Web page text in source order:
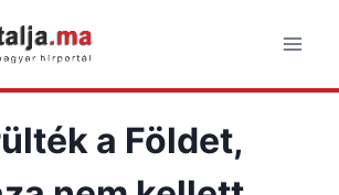
a Földet,